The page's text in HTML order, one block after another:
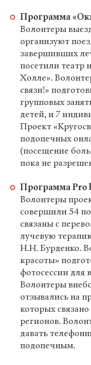
Программа
Волонтеры
организуют
завершивших
посетили театр
Холле».
связи!»
групповых
детей, и 7
Проект
подопечных
(посещение
пока не
Программа Pro
Волонтеры
совершили 54
связаны с
лучевую
Н.Н. Бурденко.
красоты»
фотосессии для
Волонтеры
отзывались на
которых
регионов.
давать
подопечным.